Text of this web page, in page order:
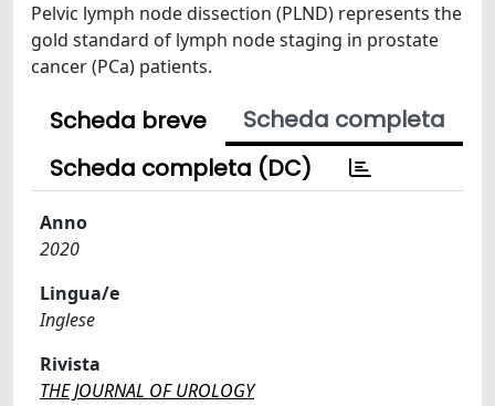
Pelvic lymph node dissection (PLND) represents the
gold standard of lymph node staging in prostate
cancer (PCa) patients.
Scheda breve
Scheda completa
Scheda completa (DC)
Anno
2020
Lingua/e
Inglese
Rivista
THE JOURNAL OF UROLOGY